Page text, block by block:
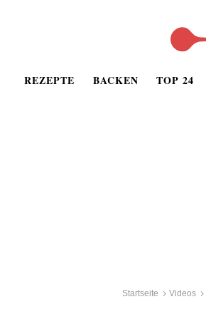
REZEPTE BACKEN TOP 24
Startseite Videos